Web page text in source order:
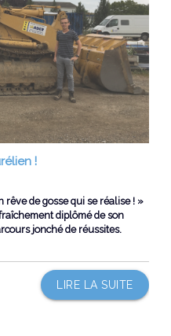
!
rêve de gosse qui se réalise ! »
diplômé de son
jonché de réussites.
LIRE LA SUITE